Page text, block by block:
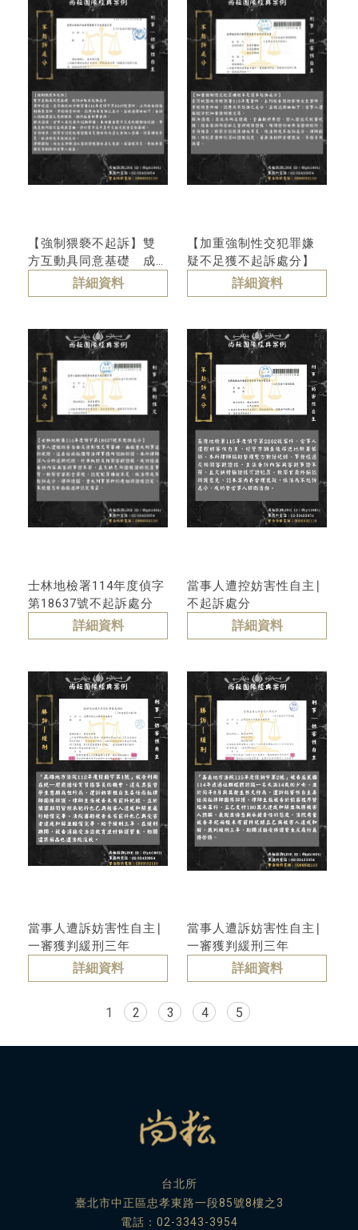
【強制猥褻不起訴】雙
方互動具同意基礎 成
功爭取不起訴處分
詳細資料
【加重強制性交犯罪嫌
疑不足獲不起訴處分】
詳細資料
士林地檢署114年度偵字
第18637號不起訴處分
詳細資料
當事人遭控妨害性自主∣
不起訴處分
詳細資料
當事人遭訴妨害性自主∣
一審獲判緩刑三年
詳細資料
當事人遭訴妨害性自主∣
一審獲判緩刑三年
詳細資料
1 2 3 4 5
台北所
臺北市中正區忠孝東路一段85號8樓之3
電話： 02-3343-3954